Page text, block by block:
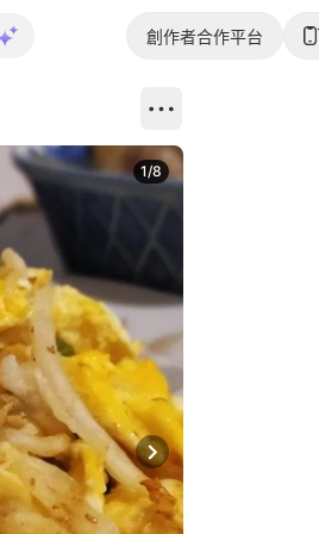
創作者合作平台
Next slide
1/8